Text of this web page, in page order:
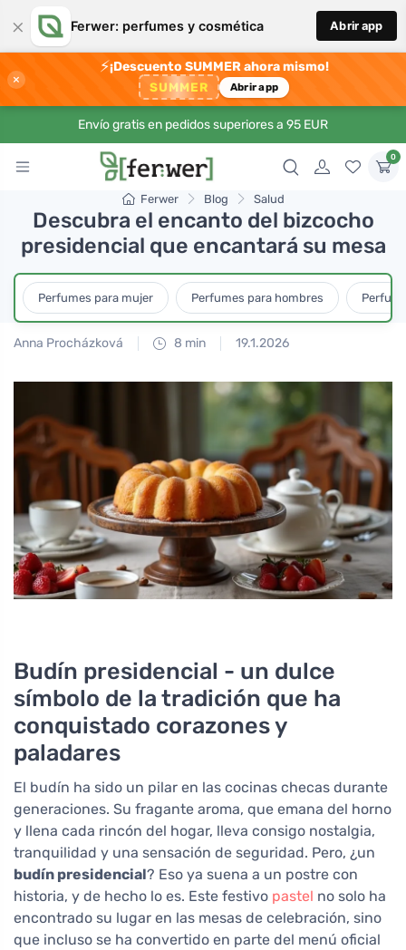
× Ferwer: perfumes y cosmética Abrir app
×
⚡¡Descuento SUMMER ahora mismo!
SUMMER Abrir app
Envío gratis en pedidos superiores a 95 EUR
0
Ferwer Blog Salud
Descubra el encanto del bizcocho
presidencial que encantará su mesa
Perfumes para mujer Perfumes para hombres
Anna Procházková 8 min 19.1.2026
Budín presidencial - un dulce
símbolo de la tradición que ha
conquistado corazones y
paladares
El budín ha sido un pilar en las cocinas checas durante
generaciones. Su fragante aroma, que emana del horno
y llena cada rincón del hogar, lleva consigo nostalgia,
tranquilidad y una sensación de seguridad. Pero, ¿un
budín presidencial? Eso ya suena a un postre con
historia, y de hecho lo es. Este festivo pastel no solo ha
encontrado su lugar en las mesas de celebración, sino
que incluso se ha convertido en parte del menú oficial